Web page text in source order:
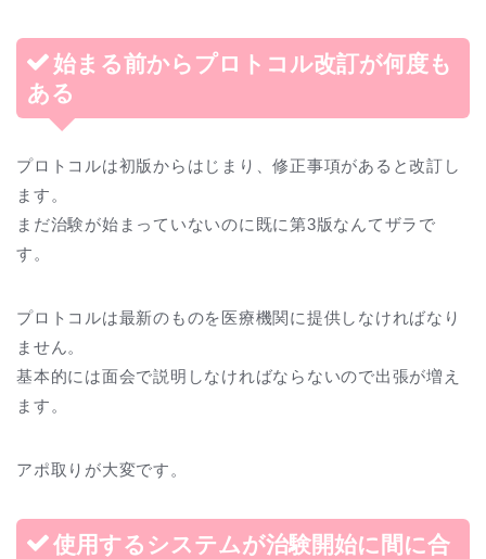
始まる前からプロトコル改訂が何度も
ある
プロトコルは初版からはじまり、修正事項があると改訂し
ます。
まだ治験が始まっていないのに既に第3版なんてザラで
す。
プロトコルは最新のものを医療機関に提供しなければなり
ません。
基本的には面会で説明しなければならないので出張が増え
ます。
アポ取りが大変です。
使用するシステムが治験開始に間に合